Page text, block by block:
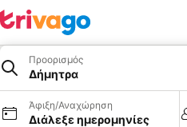
Προορισμός
Δήμητρα
Άφιξη/Αναχώρηση
Διάλεξε ημερομηνίες